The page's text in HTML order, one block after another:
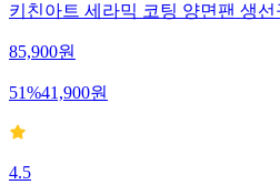
키친아트 세라믹 코팅 양면팬 생선
85,900원
51%41,900원
4.5